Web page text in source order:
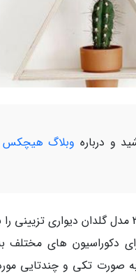
و درباره وبلاگ هیچکس
خبرنگاران بیش از 30 مدل گلدان دیواری
دکوراسیون های مختلف
صورت تکی و چندتایی